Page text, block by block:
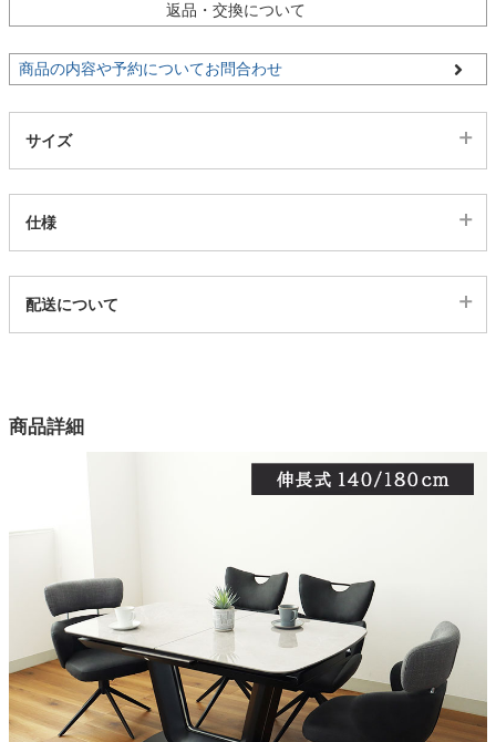
GrayｘBlack/2ss03002640
カートに入れる
カートに入れる
GrayｘWhite/2ss03002656
カートに入れる
返品・交換について
商品の内容や予約についてお問合わせ
サイズ
仕様
2ss03002639
カラー
脚部
MDF
ベース
ステンレス
梱包サイズ
配送について
商品詳細